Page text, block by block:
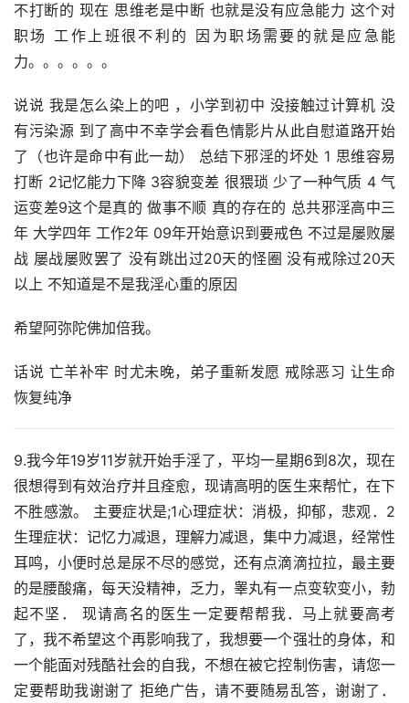
不打断的 现在 思维老是中断 也就是没有应急能力 这个对
职场 工作上班很不利的 因为职场需要的就是应急能
力。。。。。。
说说 我是怎么染上的吧 ，小学到初中 没接触过计算机 没
有污染源 到了高中不幸学会看色情影片从此自慰道路开始
了（也许是命中有此一劫） 总结下邪淫的坏处 1 思维容易
打断 2记忆能力下降 3容貌变差 很猥琐 少了一种气质 4 气
运变差9这个是真的 做事不顺 真的存在的 总共邪淫高中三
年 大学四年 工作2年 09年开始意识到要戒色 不过是屡败屡
战 屡战屡败罢了 没有跳出过20天的怪圈 没有戒除过20天
以上 不知道是不是我淫心重的原因
希望阿弥陀佛加倍我。
话说 亡羊补牢 时尤未晚，弟子重新发愿 戒除恶习 让生命
恢复纯净
9.我今年19岁11岁就开始手淫了，平均一星期6到8次，现在
很想得到有效治疗并且痊愈，现请高明的医生来帮忙，在下
不胜感激。 主要症状是;1心理症状：消极，抑郁，悲观．2
生理症状：记忆力减退，理解力减退，集中力减退，经常性
耳鸣，小便时总是尿不尽的感觉，还有点滴滴拉拉，最主要
的是腰酸痛，每天没精神，乏力，睾丸有一点变软变小，勃
起不坚． 现请高名的医生一定要帮帮我．马上就要高考
了，我不希望这个再影响我了，我想要一个强壮的身体，和
一个能面对残酷社会的自我，不想在被它控制伤害，请您一
定要帮助我谢谢了 拒绝广告，请不要随易乱答，谢谢了．